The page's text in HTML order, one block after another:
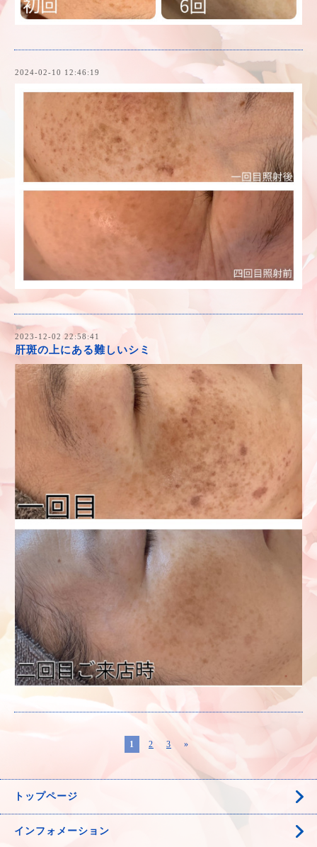
2024-02-10 12:46:19
2023-12-02 22:58:41
肝斑の上にある難しいシミ
1 2 3 »
トップページ
インフォメーション